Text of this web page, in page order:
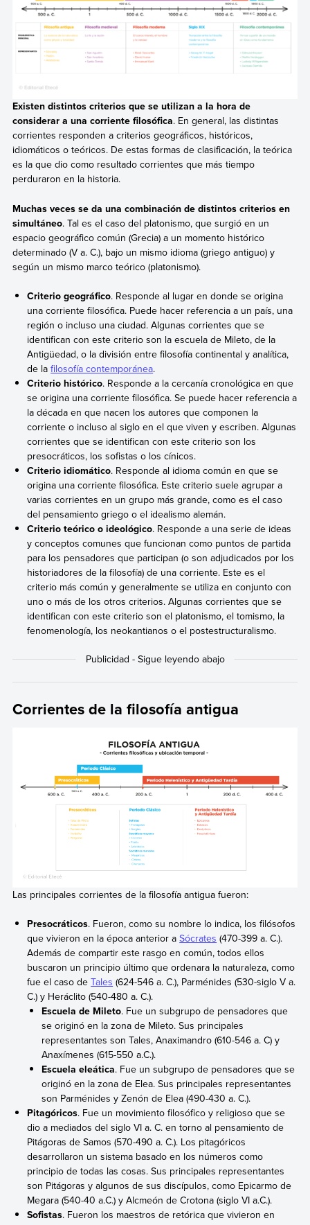
Existen distintos criterios que se utilizan a la hora de
considerar a una corriente filosófica. En general, las distintas
corrientes responden a criterios geográficos, históricos,
idiomáticos o teóricos. De estas formas de clasificación, la teórica
es la que dio como resultado corrientes que más tiempo
perduraron en la historia.
Muchas veces se da una combinación de distintos criterios en
simultáneo. Tal es el caso del platonismo, que surgió en un
espacio geográfico común (Grecia) a un momento histórico
determinado (V a. C.), bajo un mismo idioma (griego antiguo) y
según un mismo marco teórico (platonismo).
Criterio geográfico. Responde al lugar en donde se origina
una corriente filosófica. Puede hacer referencia a un país, una
región o incluso una ciudad. Algunas corrientes que se
identifican con este criterio son la escuela de Mileto, de la
Antigüedad, o la división entre filosofía continental y analítica,
de lafilosofía contemporánea.
Criterio histórico. Responde a la cercanía cronológica en que
se origina una corriente filosófica. Se puede hacer referencia a
la década en que nacen los autores que componen la
corriente o incluso al siglo en el que viven y escriben. Algunas
corrientes que se identifican con este criterio son los
presocráticos, los sofistas o los cínicos.
Criterio idiomático. Responde al idioma común en que se
origina una corriente filosófica. Este criterio suele agrupar a
varias corrientes en un grupo más grande, como es el caso
del pensamiento griego o el idealismo alemán.
Criterio teórico o ideológico. Responde a una serie de ideas
y conceptos comunes que funcionan como puntos de partida
para los pensadores que participan (o son adjudicados por los
historiadores de la filosofía) de una corriente. Este es el
criterio más común y generalmente se utiliza en conjunto con
uno o más de los otros criterios. Algunas corrientes que se
identifican con este criterio son el platonismo, el tomismo, la
fenomenología, los neokantianos o el postestructuralismo.
Corrientes de la filosofía antigua
Las principales corrientes de la filosofía antigua fueron:
Presocráticos. Fueron, como su nombre lo indica, los filósofos
que vivieron en la época anterior aSócrates (470-399 a. C.).
Además de compartir este rasgo en común, todos ellos
buscaron un principio último que ordenara la naturaleza, como
fue el caso deTales (624-546 a. C.), Parménides (530-siglo V a.
C.) y Heráclito (540-480 a. C.).
Escuela de Mileto. Fue un subgrupo de pensadores que
se originó en la zona de Mileto. Sus principales
representantes son Tales, Anaximandro (610-546 a. C) y
Anaxímenes (615-550 a.C.).
Escuela eleática. Fue un subgrupo de pensadores que se
originó en la zona de Elea. Sus principales representantes
son Parménides y Zenón de Elea (490-430 a. C.).
Pitagóricos. Fue un movimiento filosófico y religioso que se
dio a mediados del siglo VI a. C. en torno al pensamiento de
Pitágoras de Samos (570-490 a. C.). Los pitagóricos
desarrollaron un sistema basado en los números como
principio de todas las cosas. Sus principales representantes
son Pitágoras y algunos de sus discípulos, como Epicarmo de
Megara (540-40 a.C.) y Alcmeón de Crotona (siglo VI a.C.).
Sofistas. Fueron los maestros de retórica que vivieron en